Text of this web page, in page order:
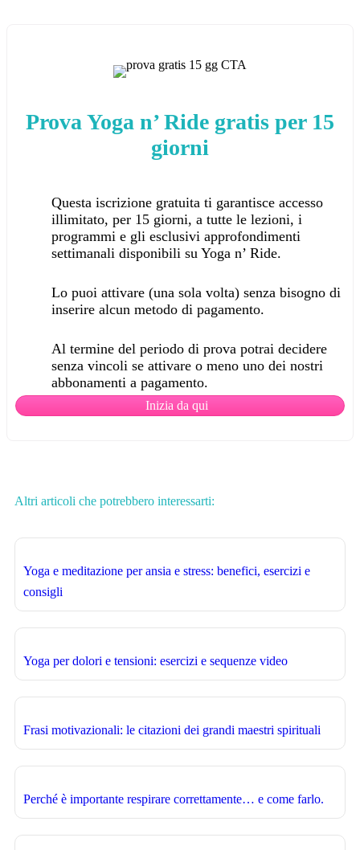
Prova Yoga n’ Ride gratis per 15
giorni
Questa iscrizione gratuita ti garantisce accesso
illimitato, per 15 giorni, a tutte le lezioni, i
programmi e gli esclusivi approfondimenti
settimanali disponibili su Yoga n’ Ride.
Lo puoi attivare (una sola volta) senza bisogno di
inserire alcun metodo di pagamento.
Al termine del periodo di prova potrai decidere
senza vincoli se attivare o meno uno dei nostri
abbonamenti a pagamento.
Inizia da qui
Altri articoli che potrebbero interessarti:
Yoga e meditazione per ansia e stress: benefici, esercizi e
consigli
Yoga per dolori e tensioni: esercizi e sequenze video
Frasi motivazionali: le citazioni dei grandi maestri spirituali
Perché è importante respirare correttamente… e come farlo.